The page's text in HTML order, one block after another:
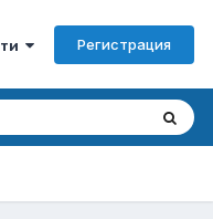
Регистрация